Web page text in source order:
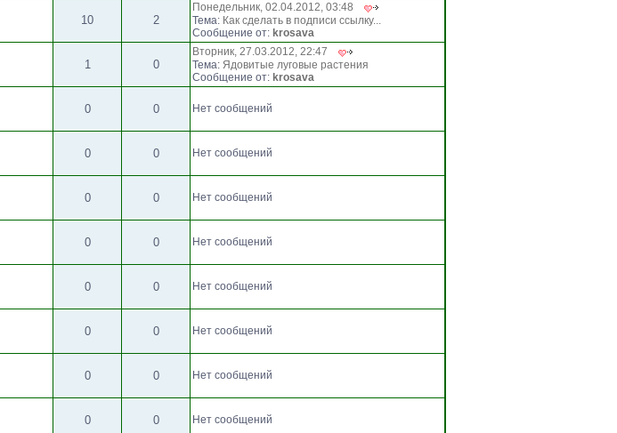
10 2
Понедельник, 02.04.2012, 03:48
Тема: Как сделать в подписи ссылку...
Сообщение от: krosava
1 0
Вторник, 27.03.2012, 22:47
Тема: Ядовитые луговые растения
Сообщение от: krosava
0 0 Нет сообщений
0 0 Нет сообщений
0 0 Нет сообщений
0 0 Нет сообщений
0 0 Нет сообщений
0 0 Нет сообщений
0 0 Нет сообщений
0 0 Нет сообщений